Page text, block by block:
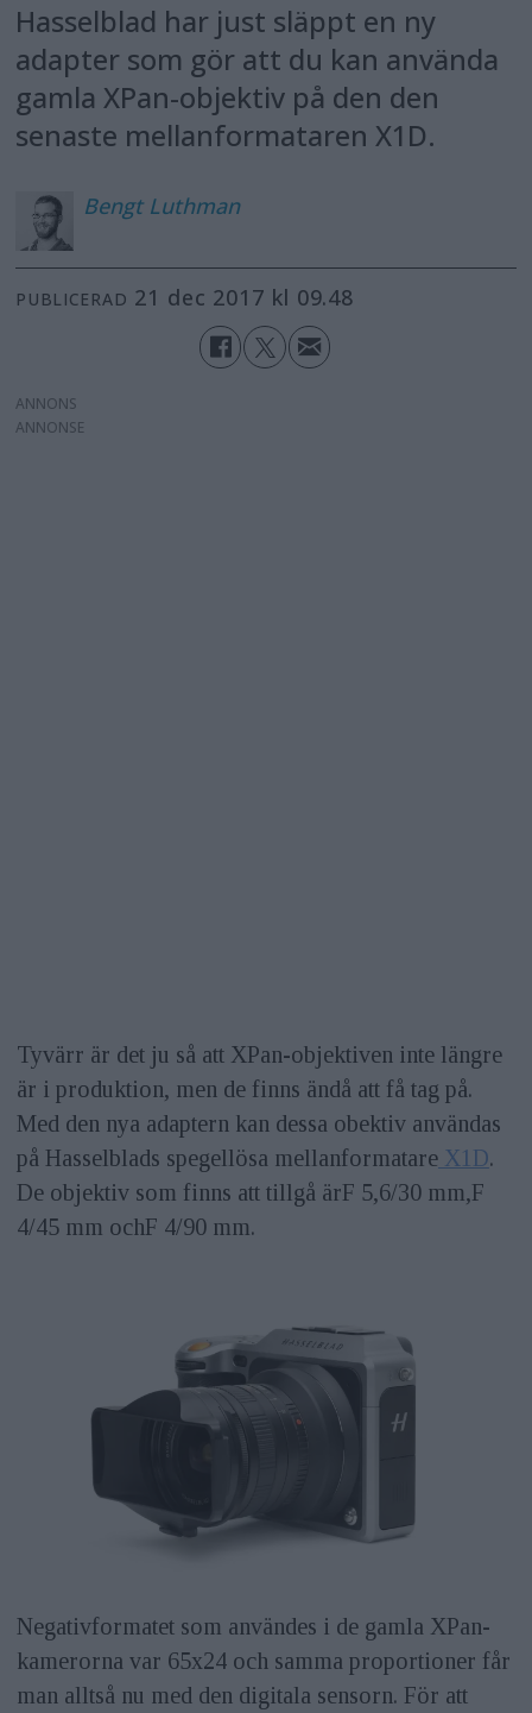
Hasselblad har just släppt en ny
adapter som gör att du kan använda
gamla XPan-objektiv på den den
senaste mellanformataren X1D.
Bengt Luthman
PUBLICERAD 21 dec 2017 kl 09.48
ANNONS
Tyvärr är det ju så att XPan-objektiven inte längre
är i produktion, men de finns ändå att få tag på.
Med den nya adaptern kan dessa obektiv användas
på Hasselblads spegellösa mellanformatareX1D.
De objektiv som finns att tillgå ärF 5,6/30 mm,F
4/45 mm ochF 4/90 mm.
Negativformatet som användes i de gamla XPan-
kamerorna var 65x24 och samma proportioner får
man alltså nu med den digitala sensorn. För att